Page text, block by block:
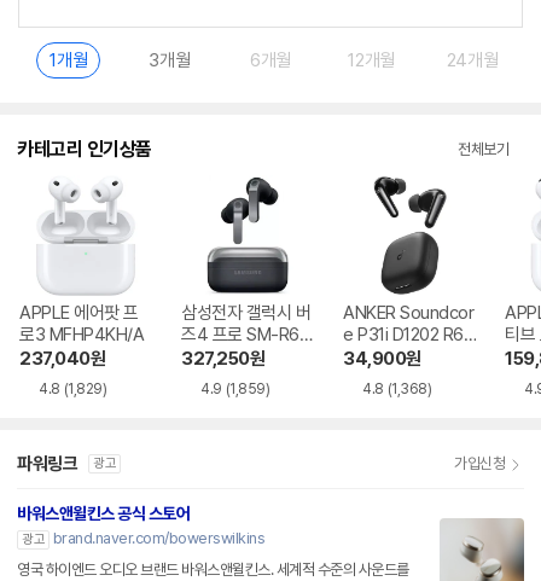
1개월 3개월 6개월 12개월 24개월
카테고리 인기상품 전체보기
APPLE 에어팟 프
로3 MFHP4KH/A
237,040원
4.8 (1,829)
삼성전자 갤럭시 버
즈4 프로 SM-R64
0
327,250원
4.9 (1,859)
ANKER Soundcor
e P31i D1202 R60
i NC
34,900원
4.8 (1,368)
티브
파워링크 광고 가입신청
바워스앤윌킨스 공식 스토어
광고
brand.naver.com/bowerswilkins
영국 하이엔드 오디오 브랜드 바워스앤윌킨스. 세계적 수준의 사운드를